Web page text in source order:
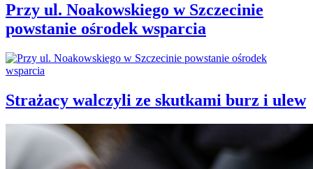
Przy ul. Noakowskiego w Szczecinie
powstanie ośrodek wsparcia
Strażacy walczyli ze skutkami burz i ulew